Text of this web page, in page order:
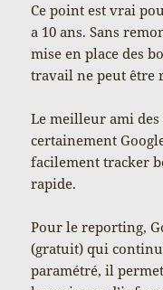
Ce point est vrai
a 10 ans. Sans
mise en place des
travail ne peut être
Le meilleur ami
certainement
facilement tracker
rapide.
Pour le reporting,
(gratuit) qui
paramétré, il